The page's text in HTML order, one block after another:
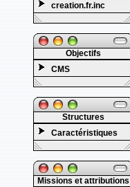
creation.fr.inc
Objectifs
CMS
Structures
Caractéristiques
Missions et attributions